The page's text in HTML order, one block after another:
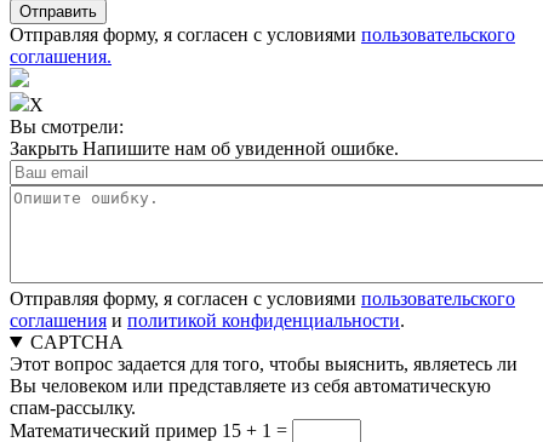
Отправляя форму, я согласен с условиями пользовательского
соглашения.
X
Вы смотрели:
Закрыть Напишите нам об увиденной ошибке.
Отправляя форму, я согласен с условиями пользовательского
соглашения и политикой конфиденциальности.
CAPTCHA
Этот вопрос задается для того, чтобы выяснить, являетесь ли
Вы человеком или представляете из себя автоматическую
спам-рассылку.
Математический пример 15 + 1 =